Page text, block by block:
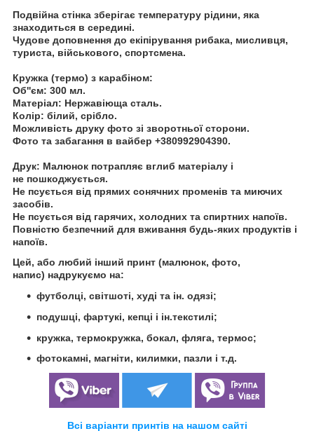
Подвійна стінка зберігає температуру рідини, яка
знаходиться в середині.
Чудове доповнення до екіпірування рибака, мисливця,
туриста, військового, спортсмена.
Кружка (термо) з карабіном:
Об''єм: 300 мл.
Матеріал: Нержавіюща сталь.
Колір: білий, срібло.
Можливість друку фото зі зворотньої сторони.
Фото та забагання в вайбер +380992904390.
Друк: Малюнок потрапляє вглиб матеріалу і
не пошкоджується.
Не псується від прямих сонячних променів та миючих
засобів.
Не псується від гарячих, холодних та спиртних напоїв.
Повністю безпечний для вживання будь-яких продуктів і
напоїв.
Цей, або любий інший принт (малюнок, фото,
напис) надрукуємо на:
футболці, світшоті, худі та ін. одязі;
подушці, фартукі, кепці і ін.текстилі;
кружка, термокружка, бокал, фляга, термос;
фотокамні, магніти, килимки, пазли і т.д.
Всі варіанти принтів на нашом сайті